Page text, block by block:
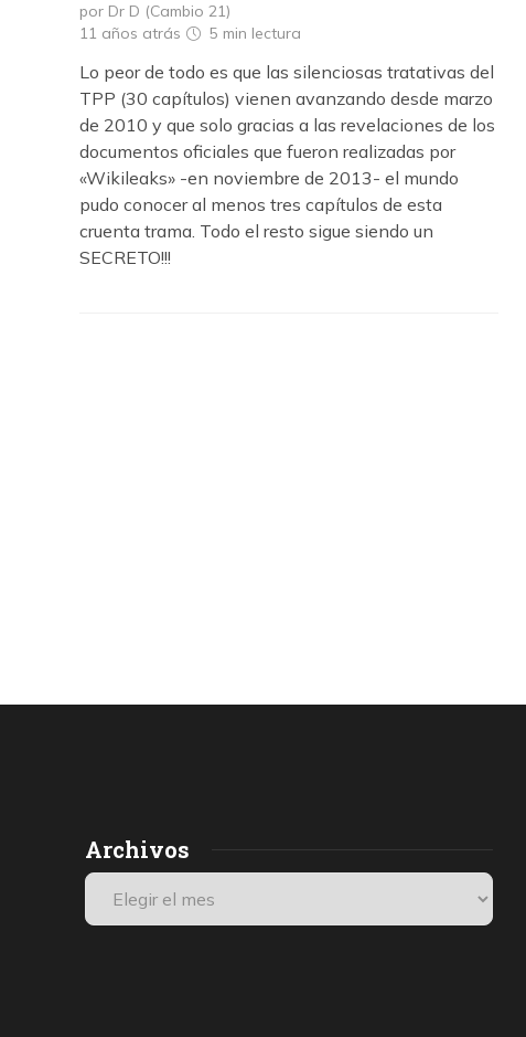
por Dr D (Cambio 21)
11 años atrás
5 min lectura
Lo peor de todo es que las silenciosas tratativas del
TPP (30 capítulos) vienen avanzando desde marzo
de 2010 y que solo gracias a las revelaciones de los
documentos oficiales que fueron realizadas por
«Wikileaks» -en noviembre de 2013- el mundo
pudo conocer al menos tres capítulos de esta
cruenta trama. Todo el resto sigue siendo un
SECRETO!!!
Archivos